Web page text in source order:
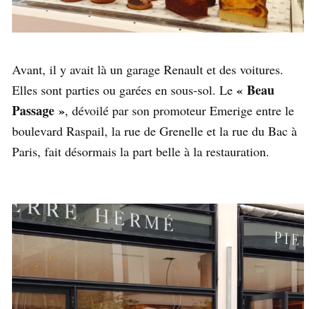
Avant, il y avait là un garage Renault et des voitures.
Elles sont parties ou garées en sous-sol. Le « Beau
Passage », dévoilé par son promoteur Emerige entre le
boulevard Raspail, la rue de Grenelle et la rue du Bac à
Paris, fait désormais la part belle à la restauration.